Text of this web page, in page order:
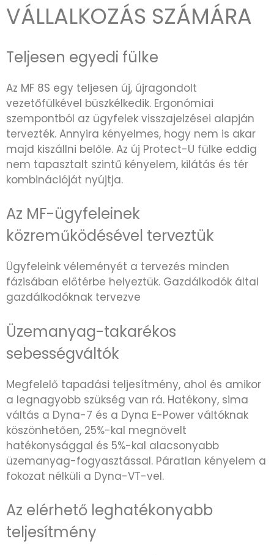
VÁLLALKOZÁS SZÁMÁRA
Teljesen egyedi fülke
Az MF 8S egy teljesen új, újragondolt
vezetőfülkével büszkélkedik. Ergonómiai
szempontból az ügyfelek visszajelzései alapján
tervezték. Annyira kényelmes, hogy nem is akar
majd kiszállni belőle. Az új Protect-U fülke eddig
nem tapasztalt szintű kényelem, kilátás és tér
kombinációját nyújtja.
Az MF-ügyfeleinek
közreműködésével terveztük
Ügyfeleink véleményét a tervezés minden
fázisában előtérbe helyeztük. Gazdálkodók által
gazdálkodóknak tervezve
Üzemanyag-takarékos
sebességváltók
Megfelelő tapadási teljesítmény, ahol és amikor
a legnagyobb szükség van rá. Hatékony, sima
váltás a Dyna-7 és a Dyna E-Power váltóknak
köszönhetően, 25%-kal megnövelt
hatékonysággal és 5%-kal alacsonyabb
üzemanyag-fogyasztással. Páratlan kényelem a
fokozat nélküli a Dyna-VT-vel.
Az elérhető leghatékonyabb
teljesítmény